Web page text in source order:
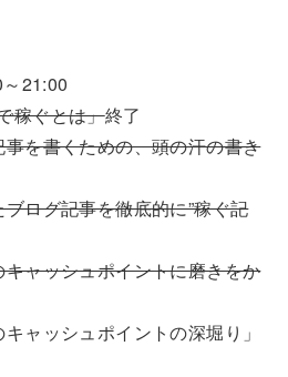
21:00
稼ぐとは」終了
を書くための、頭の汗の書き
ログ記事を徹底的に”稼ぐ記
ャッシュポイントに磨きをか
ャッシュポイントの深堀り」